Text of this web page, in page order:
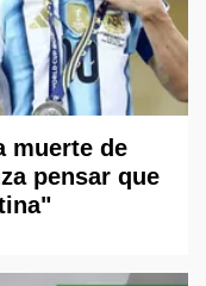
muerte de
pensar que